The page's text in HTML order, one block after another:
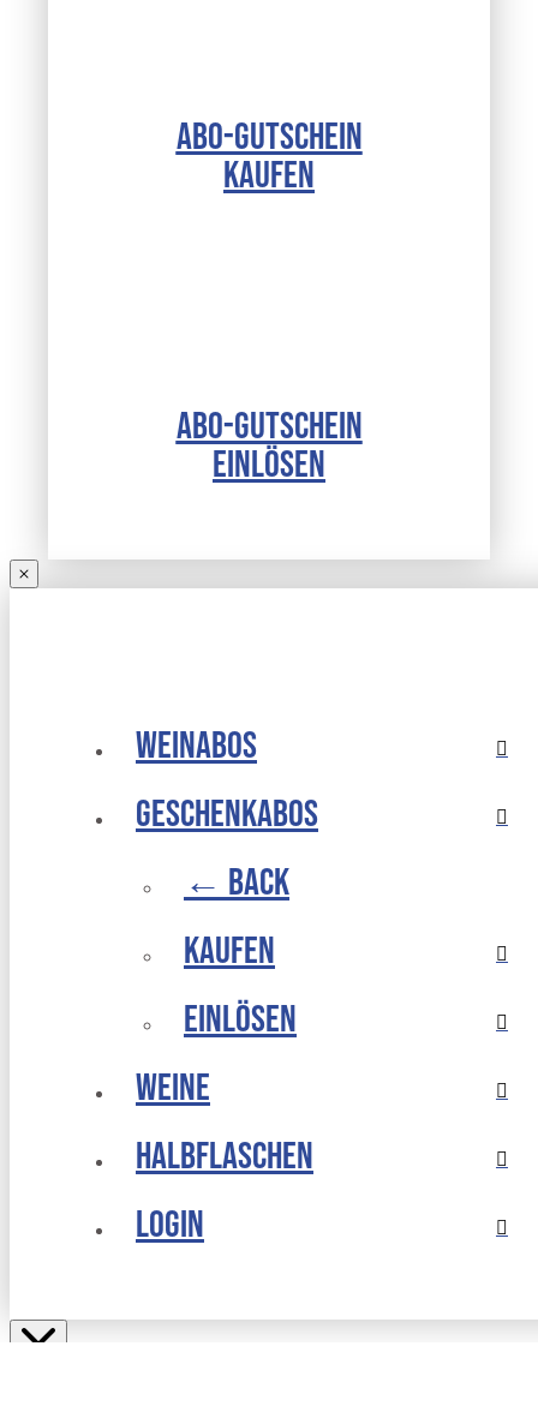
ABO-GUTSCHEIN
KAUFEN
ABO-GUTSCHEIN
EINLÖSEN
Weinabos
Geschenkabos
← Back
Kaufen
Einlösen
Weine
Halbflaschen
Login